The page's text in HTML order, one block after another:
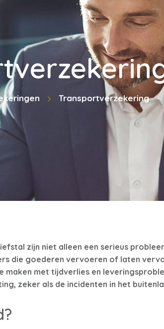
Transportverzekering
zijn niet alleen een serieus
die goederen vervoeren of laten
met tijdverlies en
zeker als de incidenten in het